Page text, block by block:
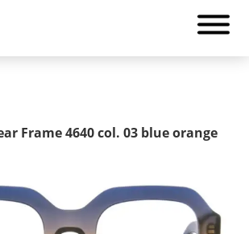
Frame 4640 col. 03 blue orange